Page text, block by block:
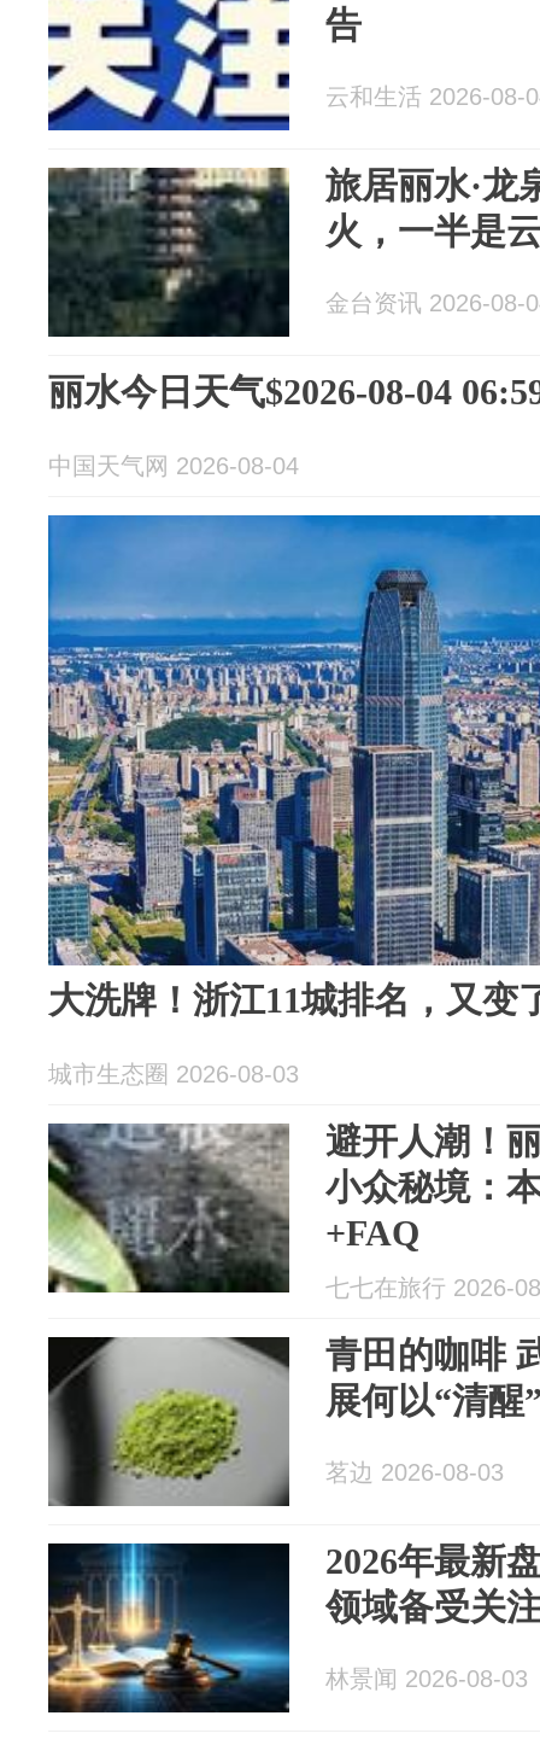
告
云和生活 2026-08-
旅居丽水·龙
火，一半是
金台资讯 2026-08-
丽水今日天气$2026-08-04
中国天气网 2026-08-04
大洗牌！浙江11城排名，又变
城市生态圈 2026-08-03
避开人潮！
小众秘境：
+FAQ
七七在旅行 2026-
青田的咖啡
展何以“清醒
茗边 2026-08-03
2026年最新
领域备受关
林景闻 2026-08-03